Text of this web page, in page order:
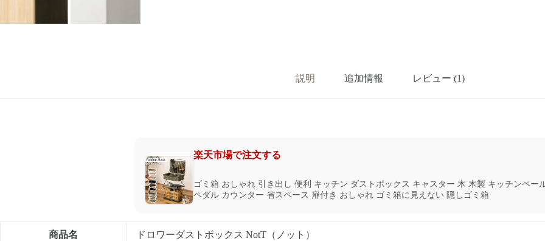
説明 追加情報 レビュー (1)
楽天市場で注文する
ゴミ箱 おしゃれ 引き出し 便利 キッチン ダストボックス キャスター 木 木製 キッチンペー
ペダル カウンター 省スペース 扉付き おしゃれ ゴミ箱に見えない 隠しゴミ箱
商品名 ドロワーダストボックス NotT（ノット）